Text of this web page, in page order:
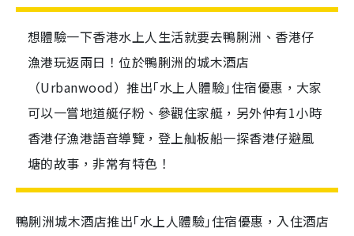
想體驗一下香港水上人生活就要去鴨脷洲、香港仔
漁港玩返兩日！位於鴨脷洲的城木酒店
（Urbanwood）推出｢水上人體驗｣住宿優惠，大家
可以一嘗地道艇仔粉、參觀住家艇，另外仲有1小時
香港仔漁港語音導覽，登上舢板船一探香港仔避風
塘的故事，非常有特色！
鴨脷洲城木酒店推出｢水上人體驗｣住宿優惠，入住酒店